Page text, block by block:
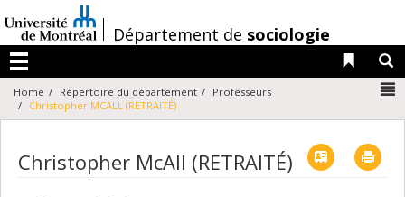
au
contenu
/Département de sociologie
Menu
Liens
Home Répertoire du département
Professeurs
Christopher MCALL (RETRAITÉ)
Christopher McAll (RETRAITÉ) Vcard